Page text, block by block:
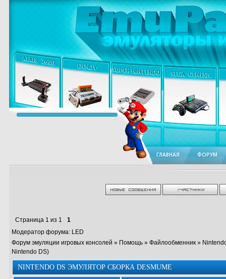
ГЛАВНАЯ ФОРУМ
Страница 1 из 1
1
Модератор форума: LED
Форум эмуляции игровых консолей » Помощь» Файлообменник»
Nintendo DS)
NINTENDO DS ЭМУЛЯТОР СБОРКА DESMUME